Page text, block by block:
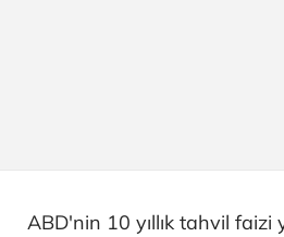
ABD'nin 10 yıllık tahvil faizi